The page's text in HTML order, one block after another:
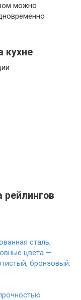
можно
кухне
сталь,
цвета —
бронзовый.